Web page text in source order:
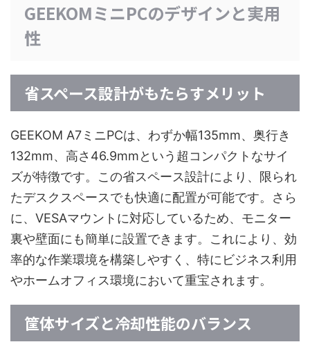
GEEKOMミニPCのデザインと実用
性
省スペース設計がもたらすメリット
GEEKOM A7ミニPCは、わずか幅135mm、奥行き
132mm、高さ46.9mmという超コンパクトなサイ
ズが特徴です。この省スペース設計により、限られ
たデスクスペースでも快適に配置が可能です。さら
に、VESAマウントに対応しているため、モニター
裏や壁面にも簡単に設置できます。これにより、効
率的な作業環境を構築しやすく、特にビジネス利用
やホームオフィス環境において重宝されます。
筐体サイズと冷却性能のバランス